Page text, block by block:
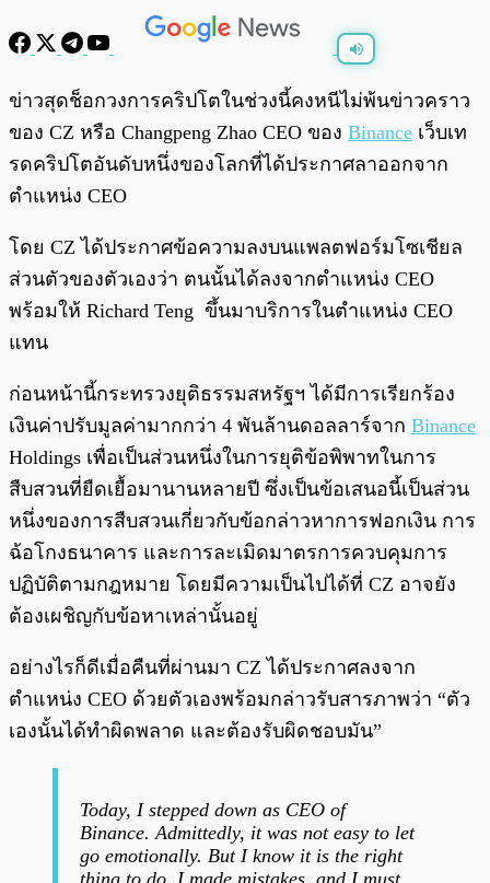
พร้อมเล่น 0:00 /
ข่าวสุดช็อกวงการคริปโตในช่วงนี้คงหนีไม่พ้นข่าวคราว
ของ CZ หรือ Changpeng Zhao CEO ของ Binance เว็บเท
รดคริปโตอันดับหนึ่งของโลกที่ได้ประกาศลาออกจาก
ตำแหน่ง CEO
โดย CZ ได้ประกาศข้อความลงบนแพลตฟอร์มโซเชียล
ส่วนตัวของตัวเองว่า ตนนั้นได้ลงจากตำแหน่ง CEO
พร้อมให้ Richard Teng ขึ้นมาบริการในตำแหน่ง CEO
แทน
ก่อนหน้านี้กระทรวงยุติธรรมสหรัฐฯ ได้มีการเรียกร้อง
เงินค่าปรับมูลค่ามากกว่า 4 พันล้านดอลลาร์จาก Binance
Holdings เพื่อเป็นส่วนหนึ่งในการยุติข้อพิพาทในการ
สืบสวนที่ยืดเยื้อมานานหลายปี ซึ่งเป็นข้อเสนอนี้เป็นส่วน
หนึ่งของการสืบสวนเกี่ยวกับข้อกล่าวหาการฟอกเงิน การ
ฉ้อโกงธนาคาร และการละเมิดมาตรการควบคุมการ
ปฏิบัติตามกฎหมาย โดยมีความเป็นไปได้ที่ CZ อาจยัง
ต้องเผชิญกับข้อหาเหล่านั้นอยู่
อย่างไรก็ดีเมื่อคืนที่ผ่านมา CZ ได้ประกาศลงจาก
ตำแหน่ง CEO ด้วยตัวเองพร้อมกล่าวรับสารภาพว่า “ตัว
เองนั้นได้ทำผิดพลาด และต้องรับผิดชอบมัน”
Today, I stepped down as CEO of
Binance. Admittedly, it was not easy to let
go emotionally. But I know it is the right